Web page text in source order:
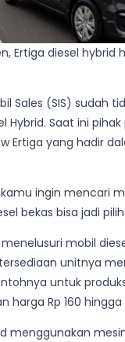
Ertiga diesel hybrid
Sales (SIS) sudah
Hybrid. Saat ini
Ertiga yang hadir
ingin mencari
bekas bisa jadi
mobil
unitnya
untuk
harga Rp 160 hingga
menggunakan mesin